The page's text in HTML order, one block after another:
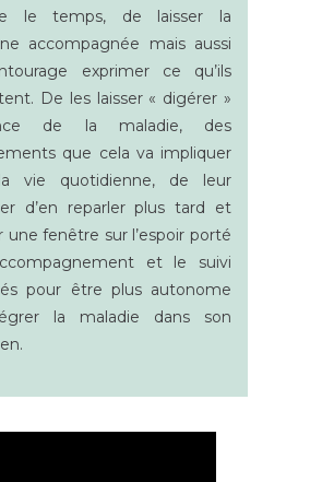
le temps, de laisser la
accompagnée mais aussi
exprimer ce qu’ils
De les laisser « digérer »
de la maladie, des
que cela va impliquer
vie quotidienne, de leur
d’en reparler plus tard et
une fenêtre sur l’espoir porté
et le suivi
pour être plus autonome
la maladie dans son